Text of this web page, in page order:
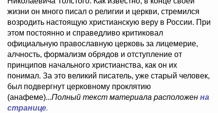
жизни он много писал о религии и церкви, стремился
возродить настоящую христианскую веру в России. При
этом постоянно и справедливо критиковал
официальную православную церковь за лицемерие,
алчность, формализм обрядов и отступление от
принципов начального христианства, как он их
понимал. За это великий писатель, уже старый человек,
был подвергнут церковному проклятию
(анафеме)...Полный текст материала расположен на
странице.